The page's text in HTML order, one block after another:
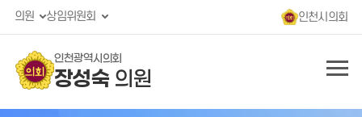
의원 상임위원회 인천시의회
인천광역시의회
장성숙 의원